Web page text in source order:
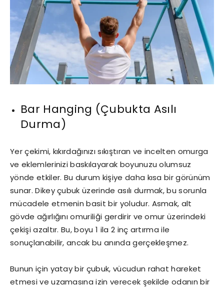
Bar Hanging (Çubukta Asılı
Durma)
Yer çekimi, kıkırdağınızı sıkıştıran ve incelten omurga
ve eklemlerinizi baskılayarak boyunuzu olumsuz
yönde etkiler. Bu durum kişiye daha kısa bir görünüm
sunar. Dikey çubuk üzerinde asılı durmak, bu sorunla
mücadele etmenin basit bir yoludur. Asmak, alt
gövde ağırlığını omuriliği gerdirir ve omur üzerindeki
çekişi azaltır. Bu, boyu 1 ila 2 inç artırma ile
sonuçlanabilir, ancak bu anında gerçekleşmez.
Bunun için yatay bir çubuk, vücudun rahat hareket
etmesi ve uzamasına izin verecek şekilde odanın bir